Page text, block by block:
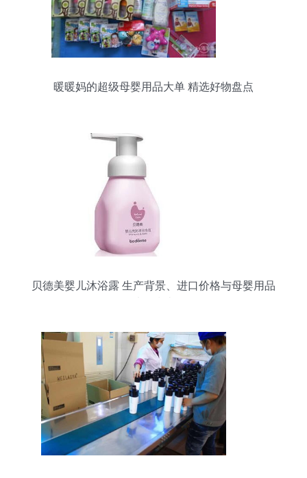
暖暖妈的超级母婴用品大单 精选好物盘点
贝德美婴儿沐浴露 生产背景、进口价格与母婴用品